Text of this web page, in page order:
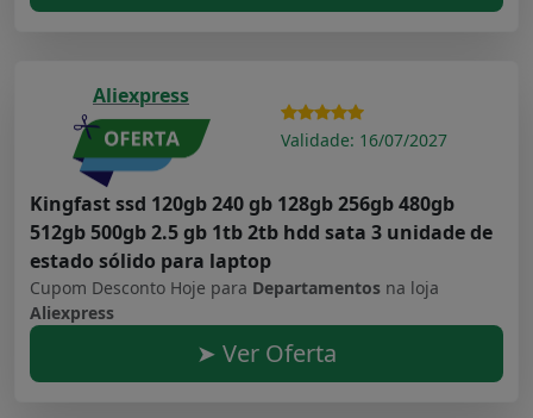
Aliexpress
Validade: 16/07/2027
Kingfast ssd 120gb 240 gb 128gb 256gb 480gb
512gb 500gb 2.5 gb 1tb 2tb hdd sata 3 unidade de
estado sólido para laptop
Cupom Desconto Hoje para Departamentos na loja
Aliexpress
➤ Ver Oferta